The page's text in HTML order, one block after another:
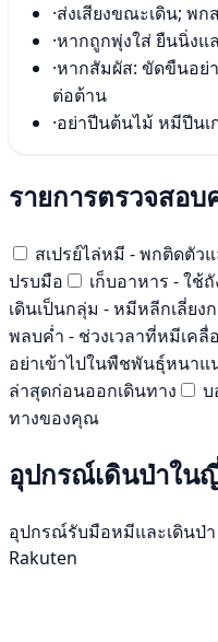
·ส่งเสียงขณะเดิน; พก
·หากถูกพุ่งใส่ ยืนนิ่งแ
·หากสัมผัส: ขัดขืนอย่
ต่อต้าน
·อย่าปีนต้นไม้ หมีปีน
รายการตรวจสอ
สเปรย์ไล่หมี - พกติดตัว
ปรบมือ
เก็บอาหาร - ใช้
เดินเป็นกลุ่ม - หมีหลีกเลี่ยง
พลบค่ำ - ช่วงเวลาที่หมีเค
อย่าเข้าไปในพืชพันธุ์หนาแ
ล่าสุดก่อนออกเดินทาง
บ
ทางของคุณ
อุปกรณ์เดินป่าใน
อุปกรณ์รับมือหมีและเดินป่
Rakuten